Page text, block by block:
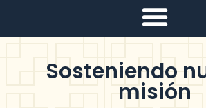
Sosteniendo
misión